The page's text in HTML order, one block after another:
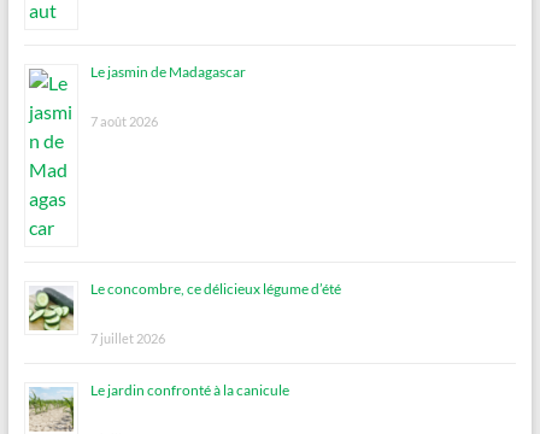
Le jasmin de Madagascar
7 août 2026
Le concombre, ce délicieux légume d’été
7 juillet 2026
Le jardin confronté à la canicule